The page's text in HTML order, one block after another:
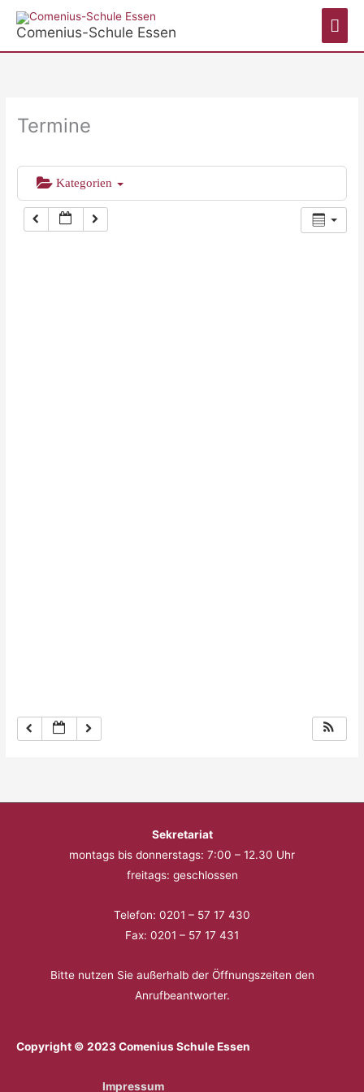
InhaltComenius-Schule Essen
Termine
Kategorien
Sekretariat
montags bis donnerstags: 7:00 – 12.30 Uhr
freitags: geschlossen
Telefon: 0201 – 57 17 430
Fax: 0201 – 57 17 431
Bitte nutzen Sie außerhalb der Öffnungszeiten den
Anrufbeantworter.
Copyright © 2023 Comenius Schule Essen
Impressum